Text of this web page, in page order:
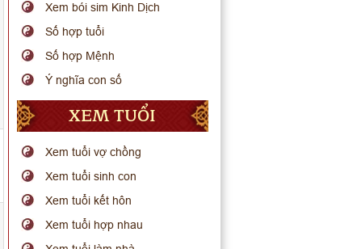
Xem bói sim Kinh Dịch
Số hợp tuổi
Số hợp Mệnh
Ý nghĩa con số
XEM TUỔI
Xem tuổi vợ chồng
Xem tuổi sinh con
Xem tuổi kết hôn
Xem tuổi hợp nhau